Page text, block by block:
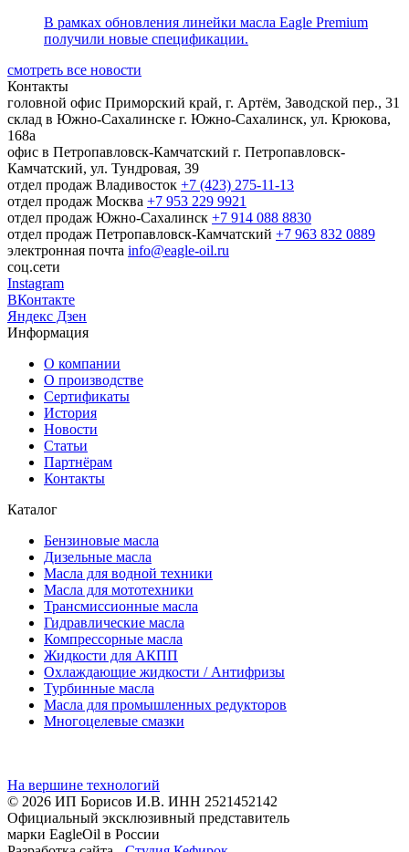
В рамках обновления линейки масла Eagle Premium
получили новые спецификации.
смотреть все новости
Контакты
головной офис Приморский край, г. Артём, Заводской пер., 31
склад в Южно-Сахалинске г. Южно-Сахалинск, ул. Крюкова,
168а
офис в Петропавловск-Камчатский г. Петропавловск-
Камчатский, ул. Тундровая, 39
отдел продаж Владивосток +7 (423) 275-11-13
отдел продаж Москва +7 953 229 9921
отдел продаж Южно-Сахалинск +7 914 088 8830
отдел продаж Петропавловск-Камчатский +7 963 832 0889
электронная почта info@eagle-oil.ru
соц.сети
Instagram
ВКонтакте
Яндекс Дзен
Информация
О компании
О производстве
Сертификаты
История
Новости
Статьи
Партнёрам
Контакты
Каталог
Бензиновые масла
Дизельные масла
Масла для водной техники
Масла для мототехники
Трансмиссионные масла
Гидравлические масла
Компрессорные масла
Жидкости для АКПП
Охлаждающие жидкости / Антифризы
Турбинные масла
Масла для промышленных редукторов
Многоцелевые смазки
На вершине технологий
© 2026 ИП Борисов И.В. ИНН 2521452142
Официальный эксклюзивный представитель
марки EagleOil в России